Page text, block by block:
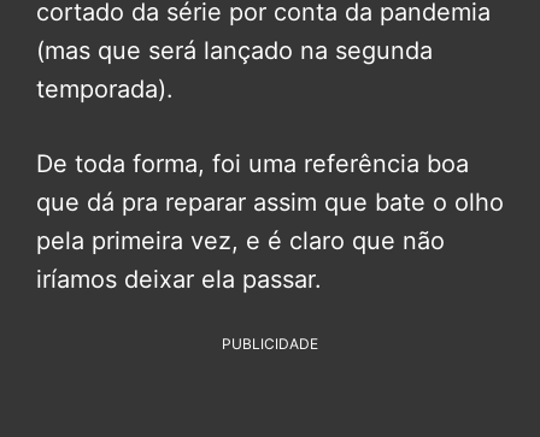
cortado da série por conta da pandemia
(mas que será lançado na segunda
temporada).
De toda forma, foi uma referência boa
que dá pra reparar assim que bate o olho
pela primeira vez, e é claro que não
iríamos deixar ela passar.
PUBLICIDADE